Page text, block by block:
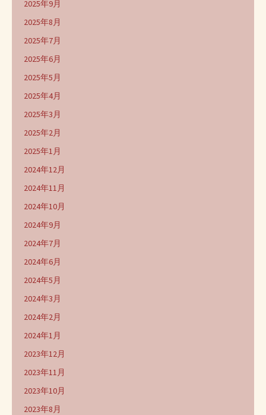
2025年9月
2025年8月
2025年7月
2025年6月
2025年5月
2025年4月
2025年3月
2025年2月
2025年1月
2024年12月
2024年11月
2024年10月
2024年9月
2024年7月
2024年6月
2024年5月
2024年3月
2024年2月
2024年1月
2023年12月
2023年11月
2023年10月
2023年8月